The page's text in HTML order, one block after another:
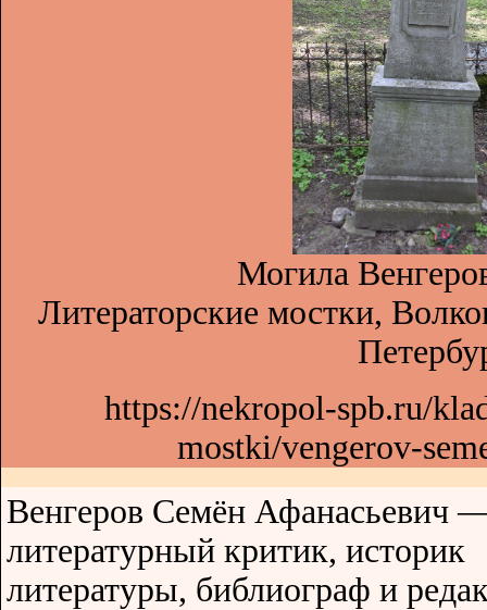
Могила
Литераторские мостки,
https://nekropol-spb.ru/
mostki/vengerov-
Венгеров Семён Афанасьевич
литературный критик, историк
литературы, библиограф и